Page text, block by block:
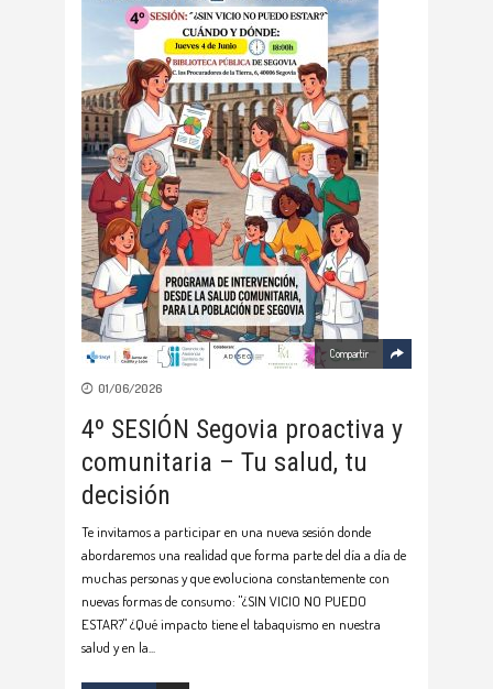
Compartir
01/06/2026
4º SESIÓN Segovia proactiva y
comunitaria – Tu salud, tu
decisión
Te invitamos a participar en una nueva sesión donde
abordaremos una realidad que forma parte del día a día de
muchas personas y que evoluciona constantemente con
nuevas formas de consumo: "¿SIN VICIO NO PUEDO
ESTAR?" ¿Qué impacto tiene el tabaquismo en nuestra
salud y en la